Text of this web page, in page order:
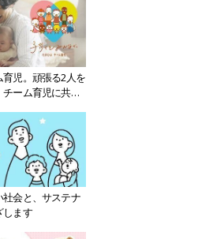
児。頑張る2人を
ーム育児に共感
会と、サステナ
します